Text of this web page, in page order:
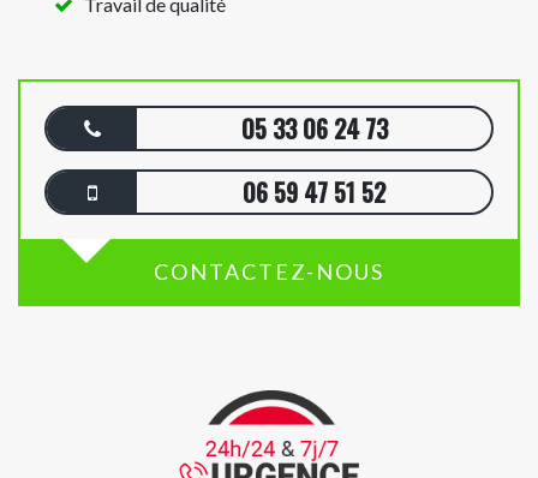
05 33 06 24 73
06 59 47 51 52
CONTACTEZ-NOUS